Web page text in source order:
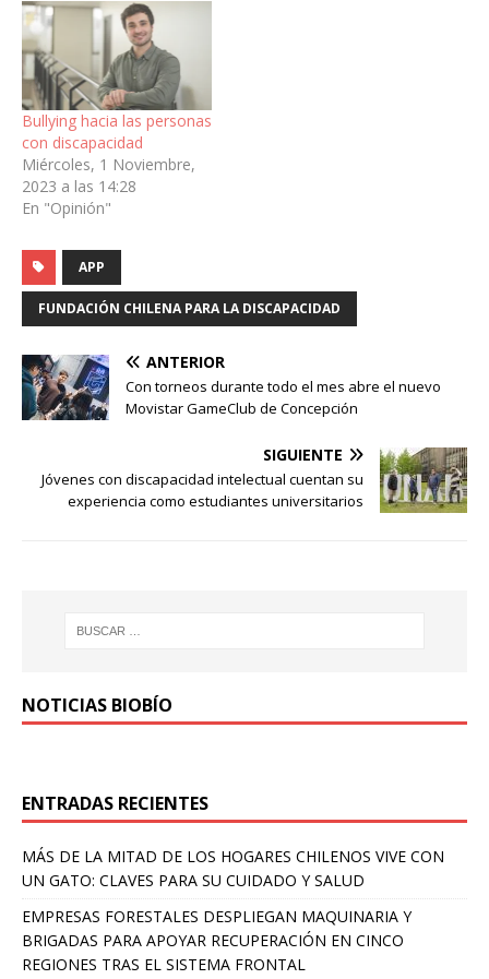
Bullying hacia las personas
con discapacidad
Miércoles, 1 Noviembre,
2023 a las 14:28
En "Opinión"
APP
FUNDACIÓN CHILENA PARA LA DISCAPACIDAD
ANTERIOR
Con torneos durante todo el mes abre el nuevo
Movistar GameClub de Concepción
SIGUIENTE
Jóvenes con discapacidad intelectual cuentan su
experiencia como estudiantes universitarios
NOTICIAS BIOBÍO
ENTRADAS RECIENTES
MÁS DE LA MITAD DE LOS HOGARES CHILENOS VIVE CON
UN GATO: CLAVES PARA SU CUIDADO Y SALUD
EMPRESAS FORESTALES DESPLIEGAN MAQUINARIA Y
BRIGADAS PARA APOYAR RECUPERACIÓN EN CINCO
REGIONES TRAS EL SISTEMA FRONTAL